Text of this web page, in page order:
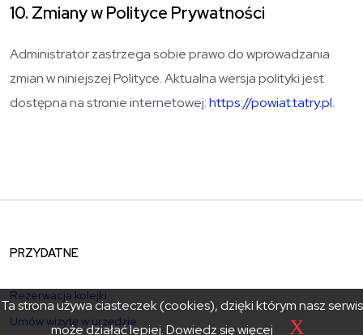
10. Zmiany w Polityce Prywatności
Administrator zastrzega sobie prawo do wprowadzania
zmian w niniejszej Polityce. Aktualna wersja polityki jest
dostępna na stronie internetowej:https://powiat.tatry.pl.
PRZYDATNE
Rezerwacja kolejki
Umów wizytę w urzędzie
Ta strona używa ciasteczek (cookies), dzięki którym nasz serwis
może działać lepiej.Dowiedz się więcej X